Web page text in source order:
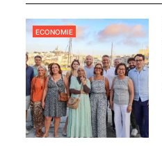
ECONOMIE